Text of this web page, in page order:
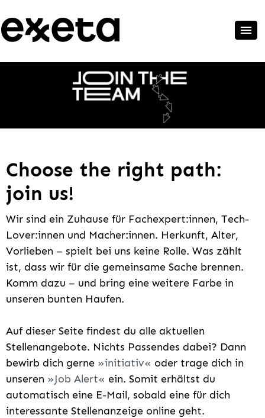
Choose the right path:
join us!
Wir sind ein Zuhause für Fachexpert:innen, Tech-
Lover:innen und Macher:innen. Herkunft, Alter,
Vorlieben – spielt bei uns keine Rolle. Was zählt
ist, dass wir für die gemeinsame Sache brennen.
Komm dazu – und bring eine weitere Farbe in
unseren bunten Haufen.
Auf dieser Seite findest du alle aktuellen
Stellenangebote. Nichts Passendes dabei? Dann
bewirb dich gerne
initiativ
oder trage dich in
unseren
Job Alert
ein. Somit erhältst du
automatisch eine E-Mail, sobald eine für dich
interessante Stellenanzeige online geht.